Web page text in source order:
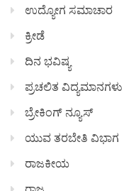
ಉದ್ಯೋಗ ಸಮಾಚಾರ
ಕ್ರೀಡೆ
ದಿನ ಭವಿಷ್ಯ
ಪ್ರಚಲಿತ ವಿದ್ಯಮಾನಗಳು
ಬ್ರೇಕಿಂಗ್ ನ್ಯೂಸ್
ಯುವ ತರಬೇತಿ ವಿಭಾಗ
ರಾಜಕೀಯ